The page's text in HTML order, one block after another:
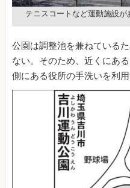
テニスコートなど運動施設が
公園は調整池を兼ねている
ない。そのため、近くにあ
側にある役所の手洗いを利用